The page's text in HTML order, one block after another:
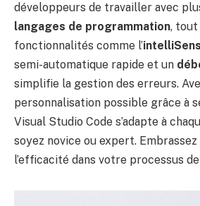
développeurs de travailler avec
langages de programmation, tout
fonctionnalités comme l’
semi-automatique rapide et un
simplifie la gestion des erreurs.
personnalisation possible grâce à
Visual Studio Code s’adapte à
soyez novice ou expert.
l’efficacité dans votre processus